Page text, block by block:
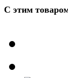
С этим